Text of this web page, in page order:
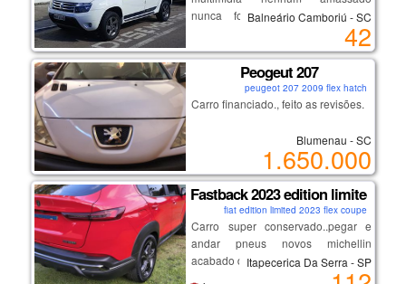
presencialmente na minha
residência em jardim camburi ou
local de trabalho na ilha de santa
maria.
* estepe nunca utilizado
* multimídia com apple carplay e
android auto sem fio com camera de
nunca foi batida lacrada nada
Balneário Camboriú - SC
42
Peogeut 207
peugeot 207 2009 flex hatch
Carro financiado., feito as revisões.
Blumenau - SC
1.650.000
Fastback 2023 edition limited
fiat edition limited 2023 flex coupe
Carro super conservado..pegar e
andar pneus novos michellin
acabado de trocar.
carro de olhar e se apaixonar
Itapecerica Da Serra - SP